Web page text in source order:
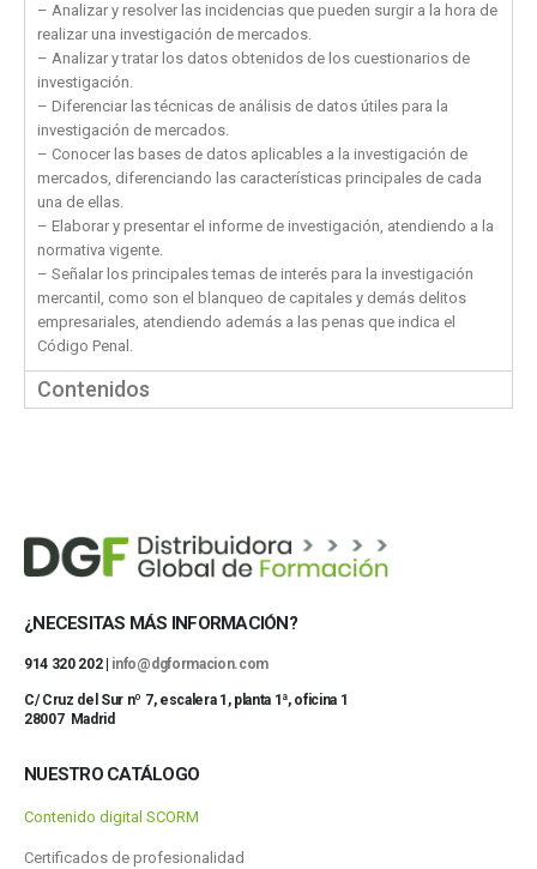
– Analizar y resolver las incidencias que pueden surgir a la hora de
realizar una investigación de mercados.
– Analizar y tratar los datos obtenidos de los cuestionarios de
investigación.
– Diferenciar las técnicas de análisis de datos útiles para la
investigación de mercados.
– Conocer las bases de datos aplicables a la investigación de
mercados, diferenciando las características principales de cada
una de ellas.
– Elaborar y presentar el informe de investigación, atendiendo a la
normativa vigente.
– Señalar los principales temas de interés para la investigación
mercantil, como son el blanqueo de capitales y demás delitos
empresariales, atendiendo además a las penas que indica el
Código Penal.
Contenidos
¿NECESITAS MÁS INFORMACIÓN?
914 320 202 | info@dgformacion.com
C/ Cruz del Sur nº 7, escalera 1, planta 1ª, oficina 1
28007 Madrid
NUESTRO CATÁLOGO
Contenido digital SCORM
Certificados de profesionalidad